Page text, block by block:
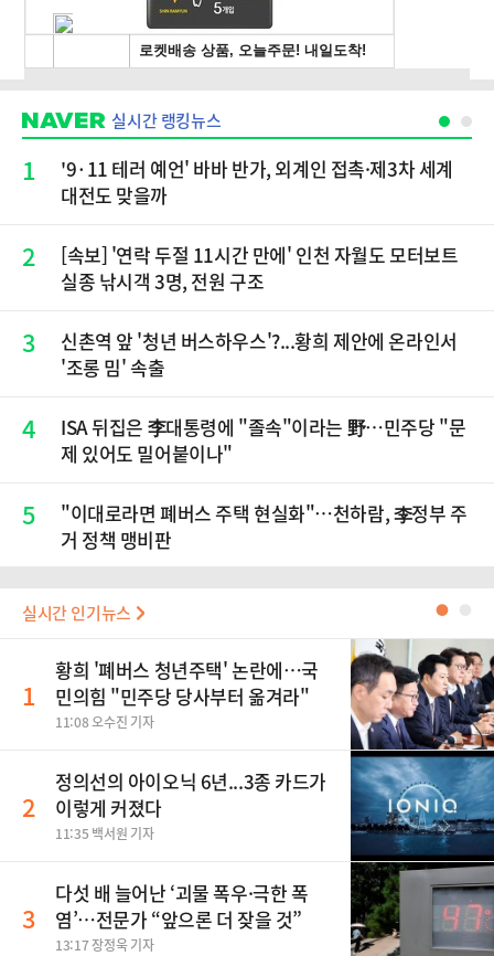
실시간 랭킹뉴스
1
'9·11 테러 예언' 바바 반가, 외계인 접촉·제3차 세계
대전도 맞을까
2
[속보] '연락 두절 11시간 만에' 인천 자월도 모터보트
실종 낚시객 3명, 전원 구조
3
신촌역 앞 '청년 버스하우스'?...황희 제안에 온라인서
'조롱 밈' 속출
4
ISA 뒤집은 李대통령에 "졸속"이라는 野…민주당 "문
제 있어도 밀어붙이나"
5
"이대로라면 폐버스 주택 현실화"…천하람, 李정부 주
거 정책 맹비판
실시간 인기뉴스 ●
1
황희 '폐버스 청년주택' 논란에…국
민의힘 "민주당 당사부터 옮겨라"
11:08 오수진 기자
2
정의선의 아이오닉 6년...3종 카드가
이렇게 커졌다
11:35 백서원 기자
3
다섯 배 늘어난 ‘괴물 폭우·극한 폭
염’…전문가 “앞으론 더 잦을 것”
13:17 장정욱 기자